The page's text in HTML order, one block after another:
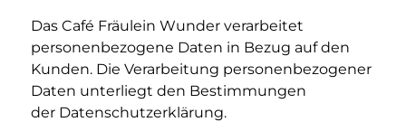
Das Café Fräulein Wunder verarbeitet
personenbezogene Daten in Bezug auf den
Kunden. Die Verarbeitung personenbezogener
Daten unterliegt den Bestimmungen
der Datenschutzerklärung.